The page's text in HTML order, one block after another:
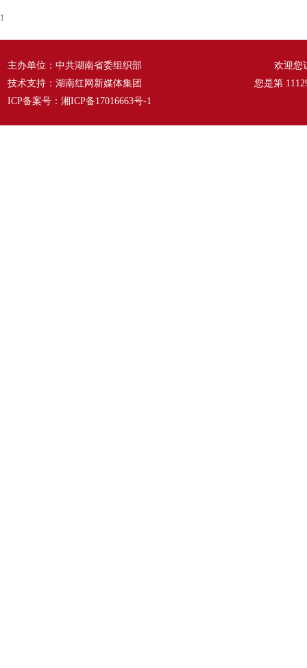
1
主办单位：中共湖南省委组织部
技术支持：湖南红网新媒体集团
ICP备案号： 湘ICP备17016663号-1
欢迎您
您是第